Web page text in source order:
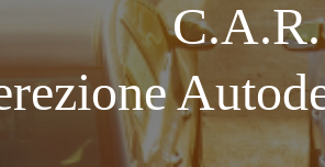
C.A.R.